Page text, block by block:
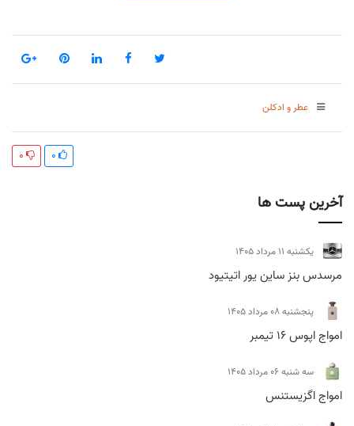
آخرین پست ها
يكشنبه 11 مرداد 1405
مرسدس بنز ساین یور اتیتیود
پنجشنبه 08 مرداد 1405
امواج اپوس 16 تیمبر
سه شنبه 06 مرداد 1405
امواج اگزیستنس
عطر و ادکلن